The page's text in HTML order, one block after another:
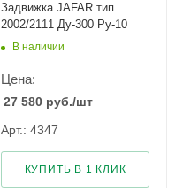
Задвижка JAFAR тип
2002/2111 Ду-300 Ру-10
В наличии
Цена:
27 580 руб./шт
Арт.: 4347
КУПИТЬ В 1 КЛИК